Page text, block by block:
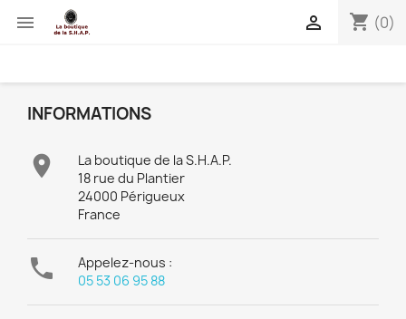
 shopping_cart (0)

INFORMATIONS

La boutique de la S.H.A.P.
18 rue du Plantier
24000 Périgueux
France

Appelez-nous :
05 53 06 95 88